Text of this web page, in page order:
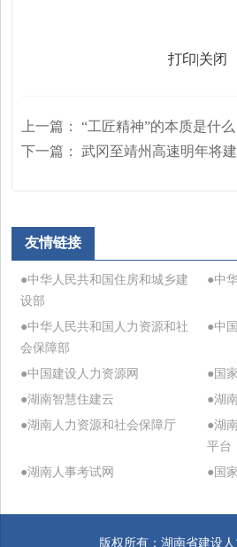
打印|关闭
上一篇：
“工匠精神”的本质是什么
下一篇：
武冈至靖州高速明年将
友情链接
●中华人民共和国住房和城乡建
设部
●中
●中华人民共和国人力资源和社
会保障部
●中
●中国建设人力资源网
●国
●湖南智慧住建云
●湖
●湖南人力资源和社会保障厅
●湖
平台
●湖南人事考试网
●国
版权所有：湖南省建设